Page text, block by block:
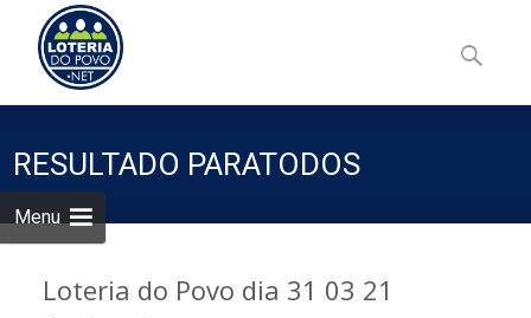
Menu
to
content
por:
RESULTADO PARATODOS
Loteria do Povo dia 31 03 21